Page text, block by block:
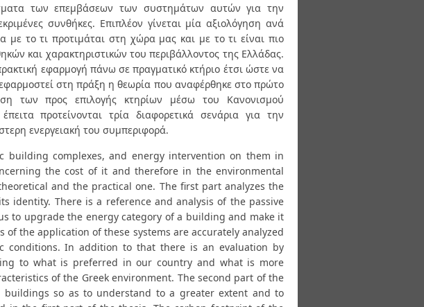
των επεμβάσεων των συστημάτων αυτών για την
συνθήκες. Επιπλέον γίνεται μία αξιολόγηση ανά
με το τι προτιμάται στη χώρα μας και με το τι είναι πιο
και χαρακτηριστικών του περιβάλλοντος της Ελλάδας.
εφαρμογή πάνω σε πραγματικό κτήριο έτσι ώστε να
στη πράξη η θεωρία που αναφέρθηκε στο πρώτο
των προς επιλογής κτηρίων μέσω του Κανονισμού
προτείνονται τρία διαφορετικά σενάρια για την
ενεργειακή του συμπεριφορά.
complexes, and energy intervention on them in
the cost of it and therefore in the environmental
and the practical one. The first part analyzes the
identity. There is a reference and analysis of the passive
to upgrade the energy category of a building and make it
the application of these systems are accurately analyzed
conditions. In addition to that there is an evaluation by
to what is preferred in our country and what is more
of the Greek environment. The second part of the
buildings so as to understand to a greater extent and to